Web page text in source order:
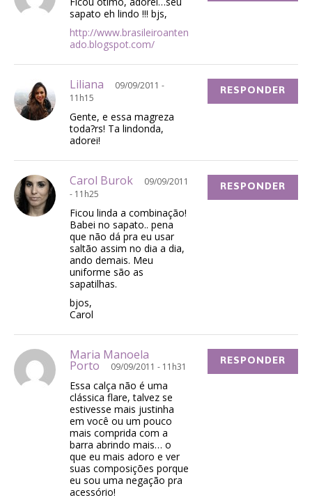
sapato eh lindo !!! bjs,
http://www.brasileiroanten
ado.blogspot.com/
Liliana
09/09/2011 -
11h15
Gente, e essa magreza
toda?rs! Ta lindonda,
adorei!
RESPONDER
Carol Burok
09/09/2011
- 11h25
Ficou linda a combinação!
Babei no sapato.. pena
que não dá pra eu usar
saltão assim no dia a dia,
ando demais. Meu
uniforme são as
sapatilhas.
bjos,
Carol
RESPONDER
Maria Manoela
Porto 09/09/2011 - 11h31
Essa calça não é uma
clássica flare, talvez se
estivesse mais justinha
em você ou um pouco
mais comprida com a
barra abrindo mais… o
que eu mais adoro e ver
suas composições porque
eu sou uma negação pra
acessório!
RESPONDER